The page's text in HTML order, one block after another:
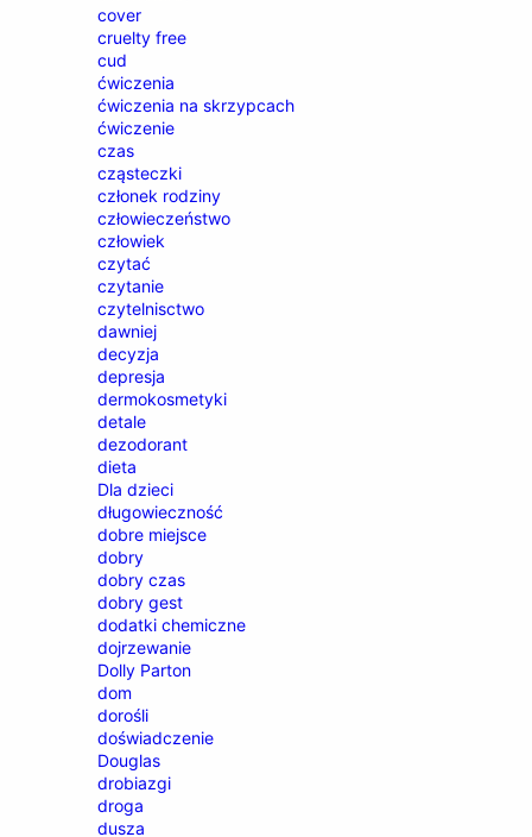
cover
cruelty free
cud
ćwiczenia
ćwiczenia na skrzypcach
ćwiczenie
czas
cząsteczki
członek rodziny
człowieczeństwo
człowiek
czytać
czytanie
czytelnisctwo
dawniej
decyzja
depresja
dermokosmetyki
detale
dezodorant
dieta
Dla dzieci
długowieczność
dobre miejsce
dobry
dobry czas
dobry gest
dodatki chemiczne
dojrzewanie
Dolly Parton
dom
dorośli
doświadczenie
Douglas
drobiazgi
droga
dusza